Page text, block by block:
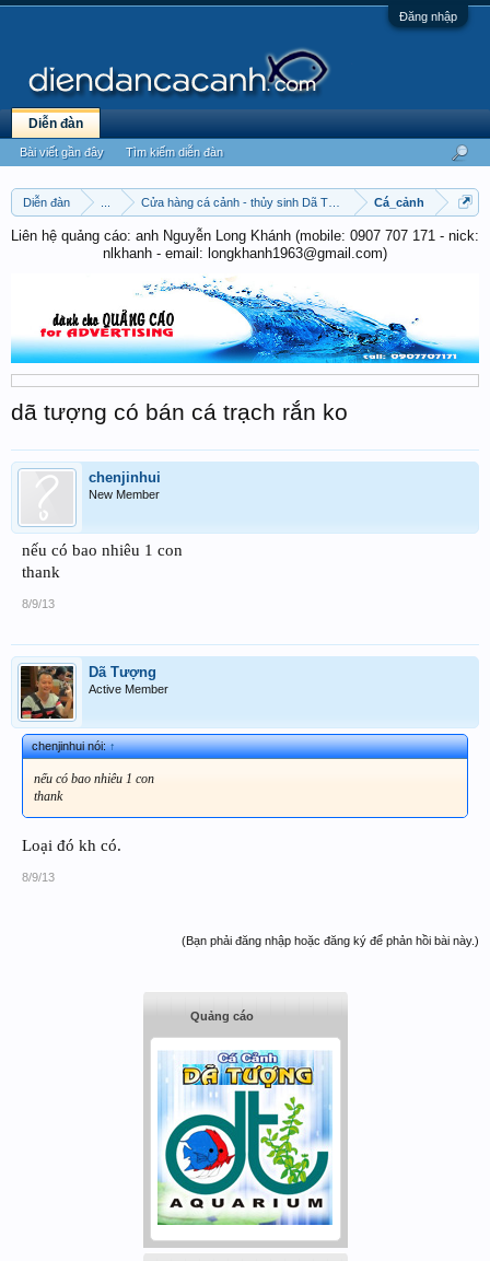
Đăng nhập
Diễn đàn Cửa hàng cá cảnh - thủy sinh Dã Tượng Cá_cảnh
Liên hệ quảng cáo: anh Nguyễn Long Khánh (mobile: 0907 707 171 - nick:
nlkhanh - email: longkhanh1963@gmail.com)
dã tượng có bán cá trạch rắn ko
chenjinhui
New Member
nếu có bao nhiêu 1 con
thank
8/9/13
Dã Tượng
Active Member
chenjinhui nói:↑
nếu có bao nhiêu 1 con
thank
Loại đó kh có.
8/9/13
(Bạn phải đăng nhập hoặc đăng ký để phản hồi bài này.)
Quảng cáo
Diễn đàn
Bài viết gần đây Tìm kiếm diễn đàn